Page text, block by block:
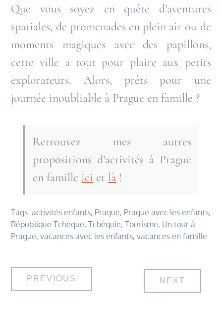
Que vous soyez en quête d’aventures
spatiales, de promenades en plein air ou de
moments magiques avec des papillons,
cette ville a tout pour plaire aux petits
explorateurs. Alors, prêts pour une
journée inoubliable à Prague en famille ?
Retrouvez mes autres
propositions d’activités à Prague
en famille ici etlà !
Tags:activités enfants, Prague, Prague avec les enfants,
République Tchèque,Tchéquie,Tourisme, Un tour à
Prague,vacances avec les enfants,vacances en famille
Navigation
PREVIOUS NEXT